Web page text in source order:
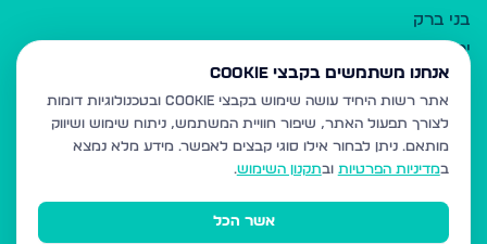
בני ברק
ירושלים
אלעד
גבעת זאב
בית שמש
רכסים
מודיעין עילית
אנחנו משתמשים בקבצי Cookie
אתר רשות היחיד עושה שימוש בקבצי Cookie ובטכנולוגיות דומות
לצורך תפעול האתר, שיפור חוויית המשתמש, ניתוח שימוש ושיווק
מותאם. ניתן לבחור אילו סוגי קבצים לאפשר. מידע מלא נמצא
במדיניות הפרטיות ובתקנון השימוש.
אשר הכל